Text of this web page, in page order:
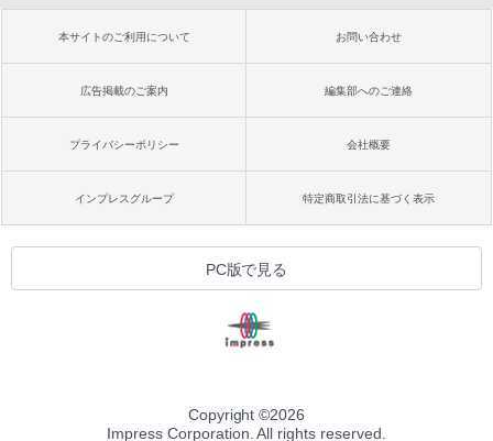
本サイトのご利用について お問い合わせ
広告掲載のご案内 編集部へのご連絡
プライバシーポリシー 会社概要
インプレスグループ 特定商取引法に基づく表示
PC版で見る
Copyright ©2026
Impress Corporation. All rights reserved.